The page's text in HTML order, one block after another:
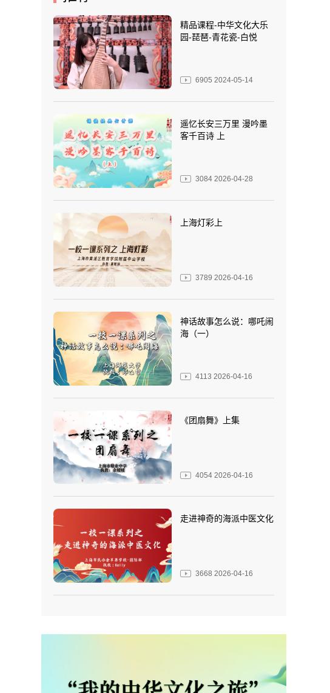
精品课程-中华文化大乐
园-琵琶-青花瓷-白悦
6905 2024-05-14
遥忆长安三万里 漫吟墨
客千百诗 上
3084 2026-04-28
上海灯彩上
3789 2026-04-16
神话故事怎么说：哪吒闹
海（一）
4113 2026-04-16
《团扇舞》上集
4054 2026-04-16
走进神奇的海派中医文化
3668 2026-04-16